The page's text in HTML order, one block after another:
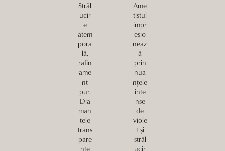
Străl
ucir
e
atem
pora
lă,
rafin
ame
nt
pur.
Dia
man
tele
trans
pare
nte
Ame
tistul
impr
esio
neaz
ă
prin
nua
nțele
inte
nse
de
viole
t și
străl
ucir